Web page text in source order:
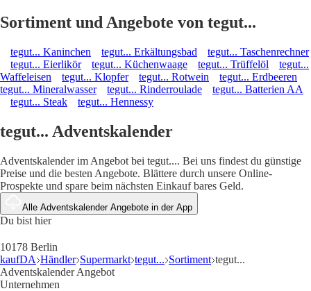
Sortiment und Angebote von tegut...
tegut... Kaninchen tegut... Erkältungsbad
tegut... Taschenrechner
tegut... Eierlikör
tegut... Küchenwaage tegut... Trüffelöl
tegut...
Waffeleisen
tegut... Klopfer tegut... Rotwein
tegut... Erdbeeren
tegut... Mineralwasser
tegut... Rinderroulade
tegut... Batterien AA
tegut... Steak
tegut... Hennessy
tegut... Adventskalender
Adventskalender im Angebot bei tegut.... Bei uns findest du günstige
Preise und die besten Angebote. Blättere durch unsere Online-
Prospekte und spare beim nächsten Einkauf bares Geld.
Alle Adventskalender Angebote in der App
Du bist hier
10178 Berlin
kaufDA Händler Supermarkt tegut... Sortiment tegut...
Adventskalender Angebot
Unternehmen